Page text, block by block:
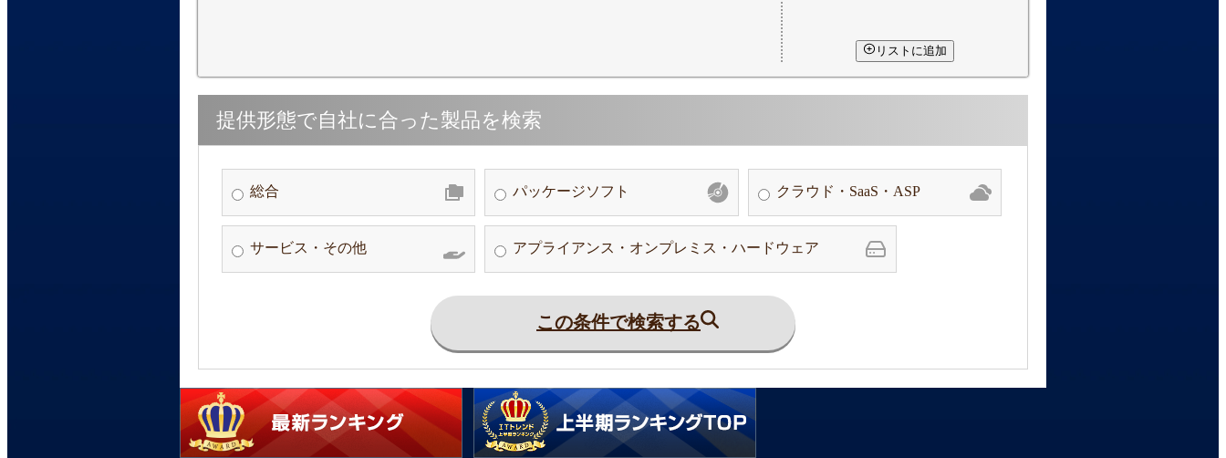
リストに追加
提供形態で自社に合った製品を検索
総合 パッケージソフト クラウド・SaaS・ASP
サービス・その他 アプライアンス・オンプレミス・ハードウェア
この条件で検索する